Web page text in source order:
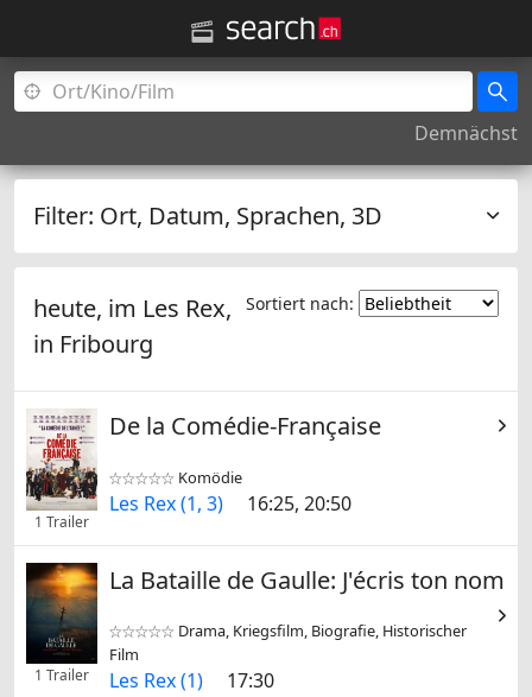
Demnächst
Filter: Ort, Datum, Sprachen, 3D
Sortiert nach:
heute, im Les Rex,
in Fribourg
1 Trailer
De la Comédie-Française

 Komödie
Les Rex (1, 3) 16:25, 20:50
1 Trailer
La Bataille de Gaulle: J'écris ton nom

 Drama, Kriegsfilm, Biografie, Historischer
Film
Les Rex (1) 17:30